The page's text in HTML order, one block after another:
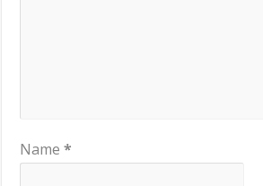
Name*